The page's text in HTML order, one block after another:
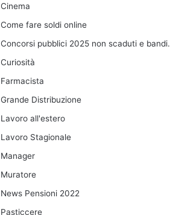
Cinema
Come fare soldi online
Concorsi pubblici 2025 non scaduti e bandi.
Curiosità
Farmacista
Grande Distribuzione
Lavoro all'estero
Lavoro Stagionale
Manager
Muratore
News Pensioni 2022
Pasticcere